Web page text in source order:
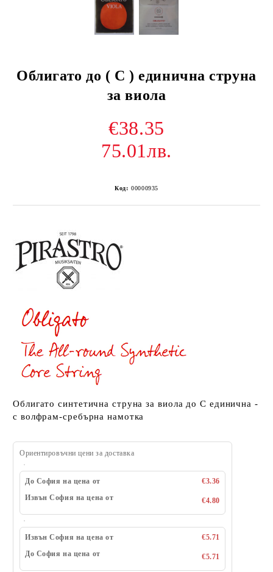
Облигато до ( C ) единична струна
за виола
€38.35
75.01лв.
Код: 00000935
Облигато синтетична струна за виола до C единична -
с волфрам-сребърна намотка
Ориентировъчни цени за доставка
До София на цена от
€3.36
Извън София на цена от
€4.80
Извън София на цена от
€5.71
До София на цена от
€5.71